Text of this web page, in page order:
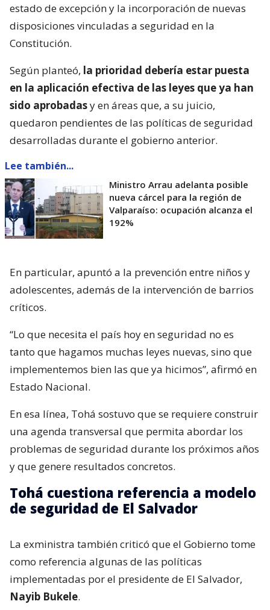
estado de excepción y la incorporación de nuevas
disposiciones vinculadas a seguridad en la
Constitución.
Según planteó, la prioridad debería estar puesta
en la aplicación efectiva de las leyes que ya han
sido aprobadasy en áreas que, a su juicio,
quedaron pendientes de las políticas de seguridad
desarrolladas durante el gobierno anterior.
Lee también...
Ministro Arrau adelanta posible
nueva cárcel para la región de
Valparaíso: ocupación alcanza el
192%
En particular, apuntó a la prevención entre niños y
adolescentes, además de la intervención de barrios
críticos.
“Lo que necesita el país hoy en seguridad no es
tanto que hagamos muchas leyes nuevas, sino que
implementemos bien las que ya hicimos”, afirmó en
Estado Nacional.
En esa línea, Tohá sostuvo que se requiere construir
una agenda transversal que permita abordar los
problemas de seguridad durante los próximos años
y que genere resultados concretos.
Tohá cuestiona referencia a modelo
de seguridad de El Salvador
La exministra también criticó que el Gobierno tome
como referencia algunas de las políticas
implementadas por el presidente de El Salvador,
Nayib Bukele.